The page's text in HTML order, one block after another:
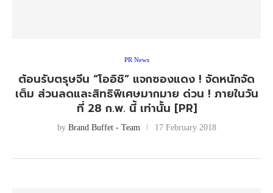
PR News
ต้อนรับตรุษจีน “โออิชิ” แจกซองแดง ! จัดหนักจัด
เต็ม ส่วนลดและสิทธิพิเศษมากมาย ด่วน ! ภายในวัน
ที่ 28 ก.พ. นี้ เท่านั้น [PR]
by Brand Buffet - Team 17 February 2018